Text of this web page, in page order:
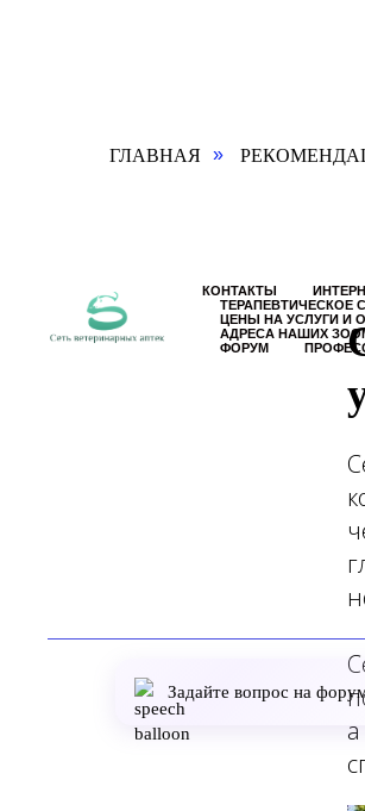
КОНТАКТЫ
ТЕРАПЕВТИЧЕСКОЕ
ЦЕНЫ НА УСЛУГИ И
АДРЕСА НАШИХ
ФОРУМ
ГЛАВНАЯ »
Задайте вопрос на